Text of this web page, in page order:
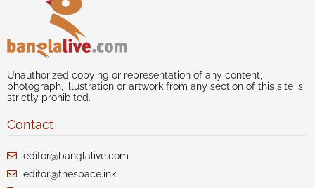
Unauthorized copying or representation of any content,
photograph, illustration or artwork from any section of this site is
strictly prohibited.
Contact
editor@banglalive.com
editor@thespace.ink